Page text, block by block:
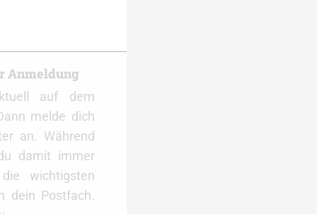
Anmeldung
auf dem
melde dich
an. Während
damit immer
wichtigsten
dein Postfach.